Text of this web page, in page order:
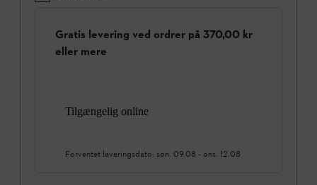
Gratis levering ved ordrer på 370,00 kr
eller mere
Tilgængelig online
Forventet leveringsdato: søn. 09.08 - ons. 12.08